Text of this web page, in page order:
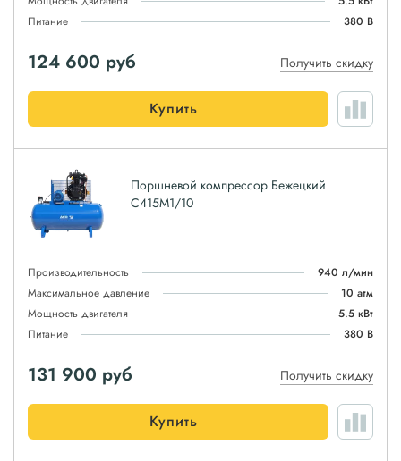
Питание
380 В
124 600 руб Получить скидку
Купить
Поршневой компрессор Бежецкий
С415М1/10
Производительность
940 л/мин
Максимальное давление
10 атм
Мощность двигателя
5.5 кВт
Питание
380 В
131 900 руб Получить скидку
Купить